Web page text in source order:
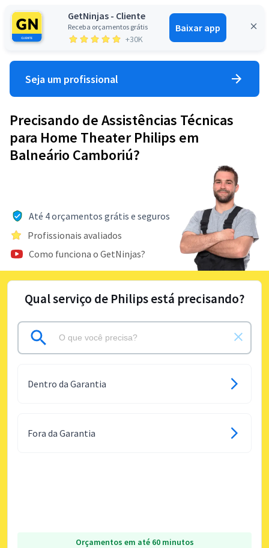
GetNinjas - Cliente
Receba orçamentos grátis
+30K
Baixar app
Entrar
Seja um profissional
Precisando de Assistências Técnicas
para Home Theater Philips em
Balneário Camboriú?
Até 4 orçamentos grátis e seguros
Profissionais avaliados
Como funciona o GetNinjas?
Qual serviço de Philips está precisando?
Dentro da Garantia
Fora da Garantia
Orçamentos em até 60 minutos